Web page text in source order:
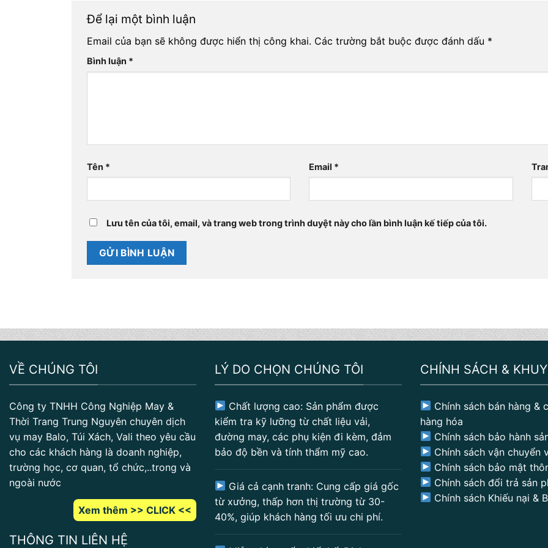
Để lại một bình luận
Email của bạn sẽ không được hiển thị công khai. Các trường bắt buộc được đánh dấu *
Bình luận *
Tên * Email *
Lưu tên của tôi, email, và trang web trong trình duyệt này cho lần bình luận kế tiếp của tôi.
VỀ CHÚNG TÔI
Công ty TNHH Công Nghiệp May &
Thời Trang Trung Nguyên chuyên dịch
vụ may Balo, Túi Xách, Vali theo yêu cầu
cho các khách hàng là doanh nghiệp,
trường học, cơ quan, tổ chức,..trong và
ngoài nước
Xem thêm >> CLICK <<
THÔNG TIN LIÊN HỆ
LÝ DO CHỌN CHÚNG TÔI
Chất lượng cao: Sản phẩm được
kiểm tra kỹ lưỡng từ chất liệu vải,
đường may, các phụ kiện đi kèm, đảm
bảo độ bền và tính thẩm mỹ cao.
Giá cả cạnh tranh: Cung cấp giá gốc
từ xưởng, thấp hơn thị trường từ 30-
40%, giúp khách hàng tối ưu chi phí.
CHÍNH SÁCH &
Chính sách bán hàng &
hàng hóa
Chính sách bảo hành
Chính sách vận chuyển
Chính sách bảo mật
Chính sách đổi trả sản
Chính sách Khiếu nại &